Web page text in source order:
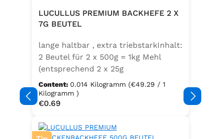
Trennmittel Calciumsalze der
Speisefettsäuren, Folsäure,
Sellerie enthalten.
LUCULLUS PREMIUM BACKHEFE 2 X
7G BEUTEL
lange haltbar , extra triebstarkInhalt:
2 Beutel für 2 x 500g = 1kg Mehl
(entsprechend 2 x 25g
Frischhefe)Zutaten: Trockenbackhefe
, Emulgator E491 (Unter
Schutzatmosphäre verpackt)
Content: 0.014 Kilogramm (€49.29 / 1
Kilogramm )
Regular price:
€0.69